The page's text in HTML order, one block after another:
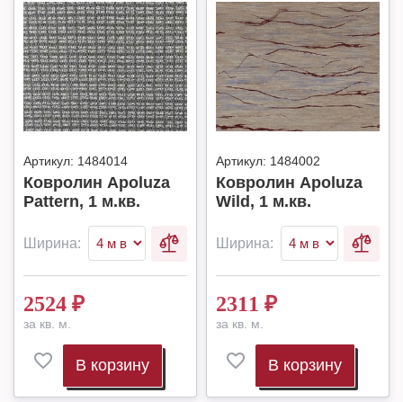
Артикул: 1484014
Ковролин Apoluza
Pattern, 1 м.кв.
Ширина:
2524 ₽
за кв. м.
В корзину
Артикул: 1484002
Ковролин Apoluza
Wild, 1 м.кв.
Ширина:
2311 ₽
за кв. м.
В корзину